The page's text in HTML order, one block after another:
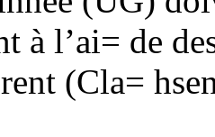
à l’ai= de
(Cla=